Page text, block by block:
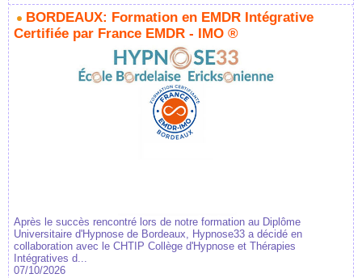
BORDEAUX: Formation en EMDR Intégrative
Certifiée par France EMDR - IMO ®
Après le succès rencontré lors de notre formation au Diplôme
Universitaire d'Hypnose de Bordeaux, Hypnose33 a décidé en
collaboration avec le CHTIP Collège d'Hypnose et Thérapies
Intégratives d...
07/10/2026